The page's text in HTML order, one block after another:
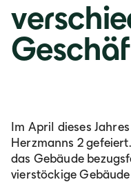
Im April dieses
Herzmanns 2
das Gebäude
vierstöckige